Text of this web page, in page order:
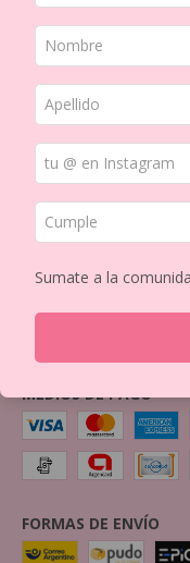
No
búsqueda.
NAVEGACIÓN
Cómo comprar
Unifica tus pedidos
BOX
MEDIOS DE PAGO
FORMAS DE ENVÍO
Sumate a la